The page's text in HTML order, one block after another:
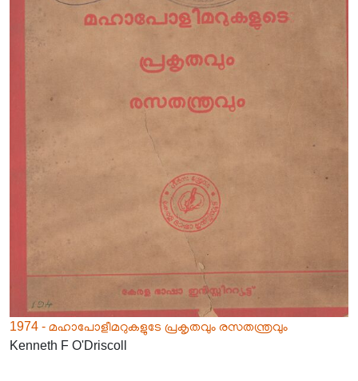
1974 - മഹാപോളീമറുകളുടേ പ്രകൃതവും രസതന്ത്രവും
Kenneth F O'Driscoll